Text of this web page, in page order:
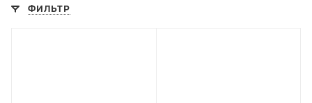
ФИЛЬТР